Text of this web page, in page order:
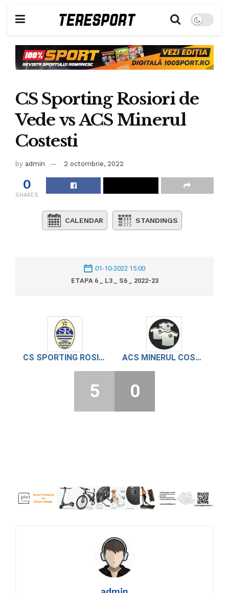
CS Sporting Rosiori de
Vede vs ACS Minerul
Costesti
by admin 2 octombrie, 2022
0
SHARES
CALENDAR STANDINGS
01-10-2022 15:00
ETAPA 6 _ L3 _ S6 _ 2022-23
CS SPORTING ROSIORI DE VEDE ACS MINERUL COSTESTI
5 0